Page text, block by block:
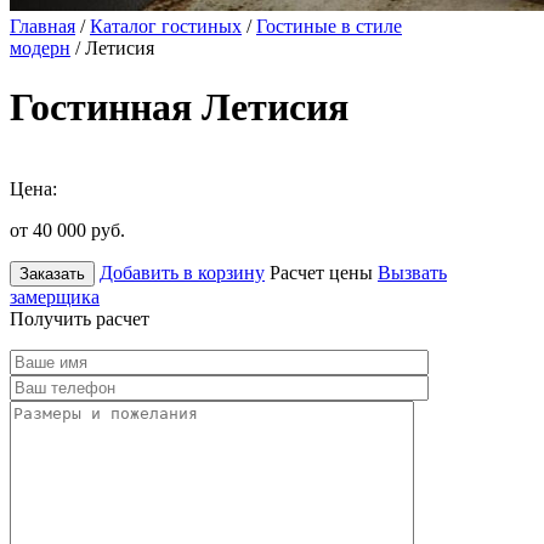
Главная /Каталог гостиных /Гостиные в стиле
модерн / Летисия
Гостинная Летисия
Цена:
от 40 000 руб.
Заказать Добавить в корзину Расчет цены Вызвать
замерщика
Получить расчет